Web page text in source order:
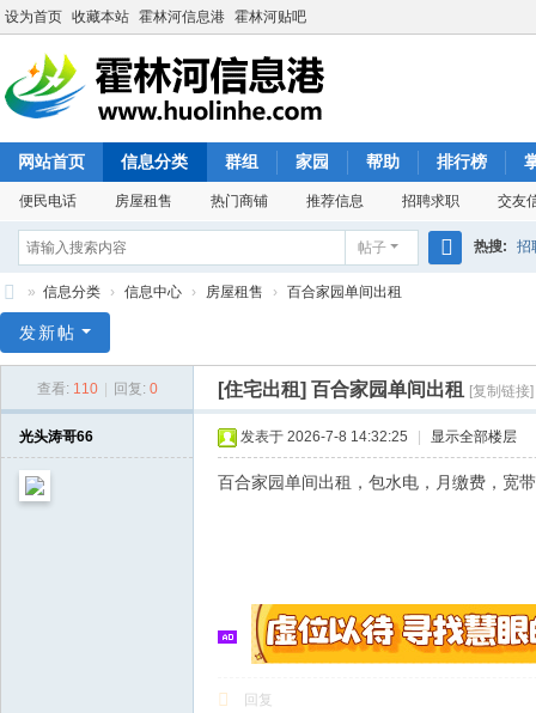
设为首页 收藏本站 霍林河信息港 霍林河贴吧
网站首页 信息分类 群组 家园 帮助 排行榜
便民电话 房屋租售 热门商铺 推荐信息 招聘求职 交友
帖子 热搜: 招
林
» 信息分类 › 信息中心 › 房屋租售 › 百合家园单间出租
发新帖
查看: 110 回复: 0 [住宅出租] 百合家园单间出租 [复制链接]
光头涛哥66 发表于 2026-7-8 14:32:25 显示全部楼层
百合家园单间出租，包水电，月缴费，宽
回复